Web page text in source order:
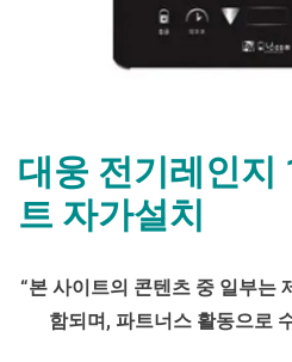
대웅 전기레인지
트 자가설치
on
웅
전
“본 사이트의 콘텐츠 중 일부는
함되며, 파트너스 활동으로